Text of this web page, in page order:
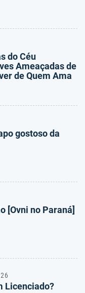
do Céu
Ameaçadas de
de Quem Ama
gostoso da
[Ovni no Paraná]
Licenciado?